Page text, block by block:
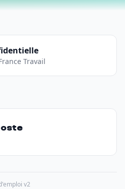
Travail
v2